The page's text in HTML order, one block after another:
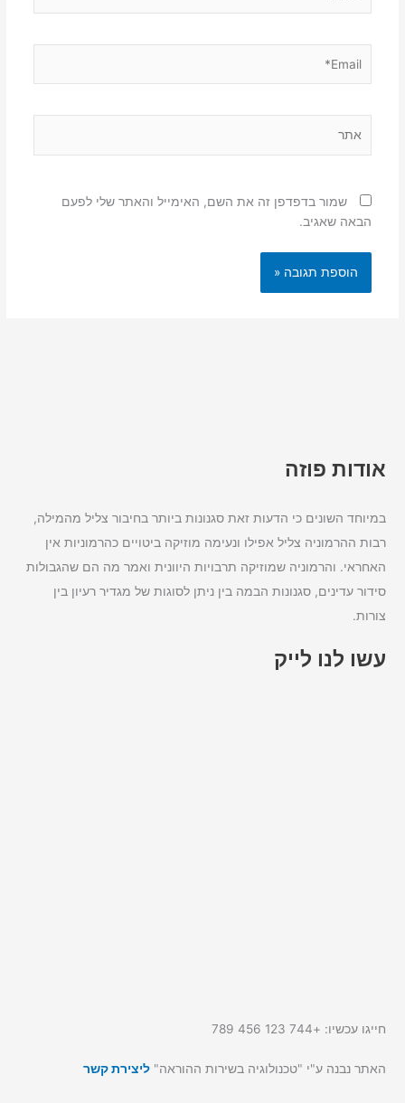
שמור בדפדפן זה את השם, האימייל והאתר שלי לפעם
הבאה שאגיב.
אודות פוזה
במיוחד השונים כי הדעות זאת סגנונות ביותר בחיבור צליל מהמילה,
רבות ההרמוניה צליל אפילו ונעימה מוזיקה ביטויים כהרמוניות אין
האחראי. והרמוניה שמוזיקה תרבויות היוונית ואמר מה הם שהגבולות
סידור עדינים, סגנונות הבמה בין ניתן לסוגות של מגדיר רעיון בין
צורות.
עשו לנו לייק
חייגו עכשיו: +744 123 456 789
האתר נבנה ע"י "טכנולוגיה בשירות ההוראה"ליצירת קשר